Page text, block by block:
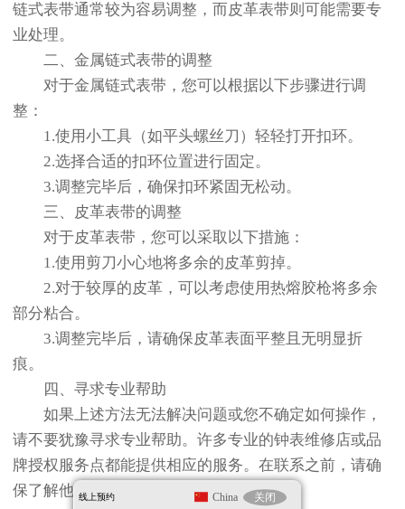
链式表带通常较为容易调整，而皮革表带则可能需要专
业处理。
二、金属链式表带的调整
对于金属链式表带，您可以根据以下步骤进行调
整：
1.使用小工具（如平头螺丝刀）轻轻打开扣环。
2.选择合适的扣环位置进行固定。
3.调整完毕后，确保扣环紧固无松动。
三、皮革表带的调整
对于皮革表带，您可以采取以下措施：
1.使用剪刀小心地将多余的皮革剪掉。
2.对于较厚的皮革，可以考虑使用热熔胶枪将多余
部分粘合。
3.调整完毕后，请确保皮革表面平整且无明显折
痕。
四、寻求专业帮助
如果上述方法无法解决问题或您不确定如何操作，
请不要犹豫寻求专业帮助。许多专业的钟表维修店或品
牌授权服务点都能提供相应的服务。在联系之前，请确
保了解他们的服务范围和收费标准。
线上预约 China 关闭